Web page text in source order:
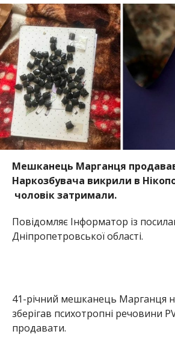
Мешканець Марганця
Наркозбувача викрили в
чоловік затримали.
Повідомляє Інформатор із
Дніпропетровської області.
41-річний мешканець Марганця
зберігав психотропні речовини
продавати.